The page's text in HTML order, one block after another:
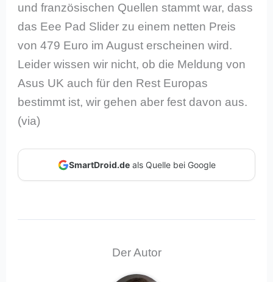
und französischen Quellen stammt war, dass
das Eee Pad Slider zu einem netten Preis
von 479 Euro im August erscheinen wird.
Leider wissen wir nicht, ob die Meldung von
Asus UK auch für den Rest Europas
bestimmt ist, wir gehen aber fest davon aus.
(via)
SmartDroid.deals Quelle bei Google
Der Autor